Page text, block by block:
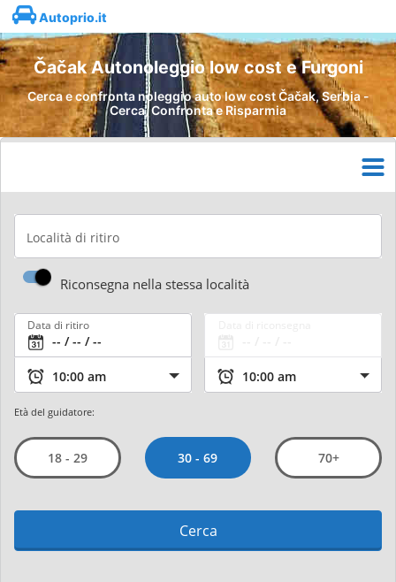
Autoprio.it
Čačak Autonoleggio low cost e Furgoni
Cerca e confronta noleggio auto low cost Čačak, Serbia -
Cerca, Confronta e Risparmia
Località di ritiro
Riconsegna nella stessa località
Data di ritiro
Età del guidatore:
18 - 29 30 - 69 70+
Cerca